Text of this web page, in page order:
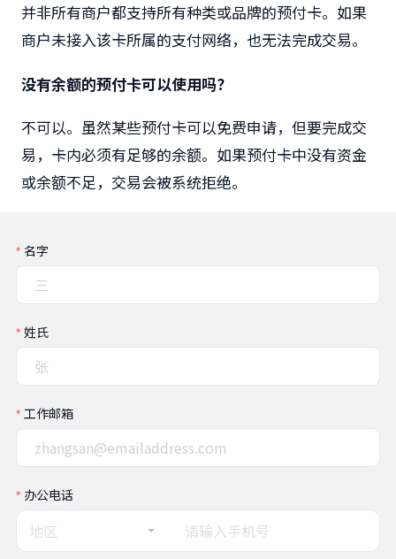
并非所有商户都支持所有种类或品牌的预付卡。如果
商户未接入该卡所属的支付网络，也无法完成交易。
没有余额的预付卡可以使用吗？
不可以。虽然某些预付卡可以免费申请，但要完成交
易，卡内必须有足够的余额。如果预付卡中没有资金
或余额不足，交易会被系统拒绝。
名字
姓氏
工作邮箱
办公电话
地区